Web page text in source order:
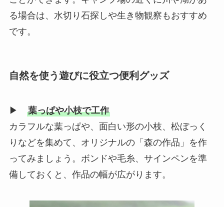
る場合は、水切り石探しや生き物観察もおすすめ
です。
自然を使う遊びに役立つ便利グッズ
▶ 葉っぱや小枝で工作
カラフルな葉っぱや、面白い形の小枝、松ぼっく
りなどを集めて、オリジナルの「森の作品」を作
ってみましょう。ボンドや毛糸、サインペンを準
備しておくと、作品の幅が広がります。